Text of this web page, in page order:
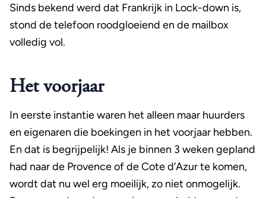
Sinds bekend werd dat Frankrijk in Lock-down is,
stond de telefoon roodgloeiend en de mailbox
volledig vol.
Het voorjaar
In eerste instantie waren het alleen maar huurders
en eigenaren die boekingen in het voorjaar hebben.
En dat is begrijpelijk! Als je binnen 3 weken gepland
had naar de Provence of de Cote d’Azur te komen,
wordt dat nu wel erg moeilijk, zo niet onmogelijk.